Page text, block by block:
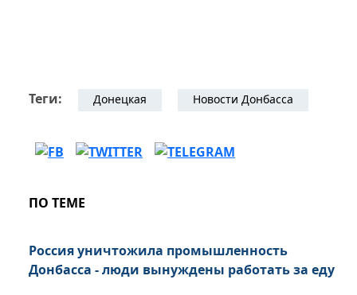
Теги: Донецкая Новости Донбасса
ПО ТЕМЕ
Россия уничтожила промышленность
Донбасса - люди вынуждены работать за еду